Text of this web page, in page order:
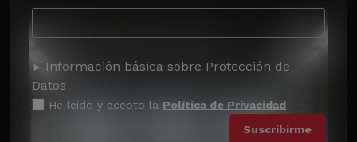
Información básica sobre Protección de
Datos
He leído y acepto la Política de Privacidad